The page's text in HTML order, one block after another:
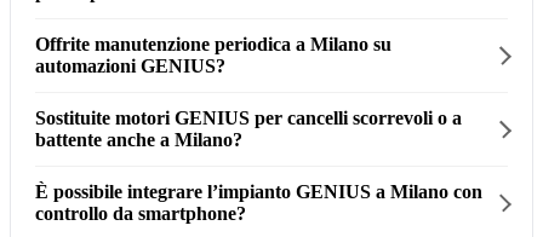
Offrite manutenzione periodica a Milano su
automazioni GENIUS?
Sostituite motori GENIUS per cancelli scorrevoli o a
battente anche a Milano?
È possibile integrare l’impianto GENIUS a Milano con
controllo da smartphone?